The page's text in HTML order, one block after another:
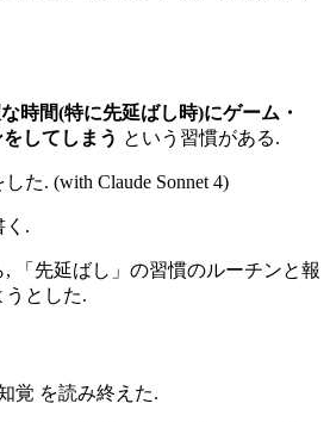
時間(特に先延ばし時)にゲーム・
してしまう という習慣がある.
た. (with Claude Sonnet 4)
く.
「先延ばし」の習慣のルーチンと報
とした.
覚 を読み終えた.